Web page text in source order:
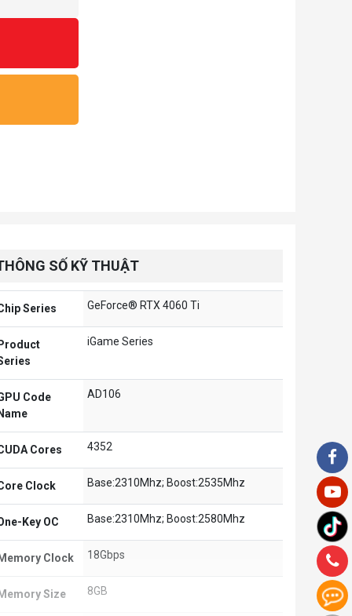
SỐ KỸ THUẬT
Series GeForce® RTX 4060 Ti
iGame Series
Code
AD106
Cores 4352
Clock Base:2310Mhz; Boost:2535Mhz
Key OC Base:2310Mhz; Boost:2580Mhz
Clock 18Gbps
Size 8GB